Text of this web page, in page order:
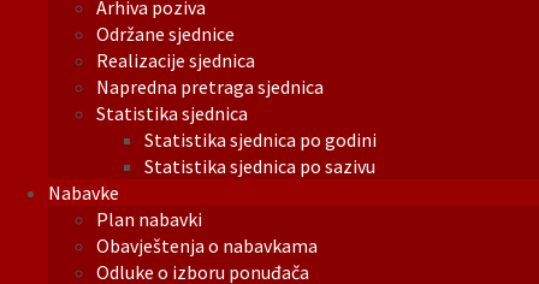
Arhiva poziva
Održane sjednice
Realizacije sjednica
Napredna pretraga sjednica
Statistika sjednica
Statistika sjednica po godini
Statistika sjednica po sazivu
Nabavke
Plan nabavki
Obavještenja o nabavkama
Odluke o izboru ponuđača